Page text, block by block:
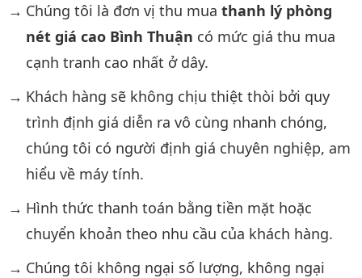
Chúng tôi là đơn vị thu mua thanh lý phòng
nét giá cao Bình Thuận có mức giá thu mua
cạnh tranh cao nhất ở dây.
Khách hàng sẽ không chịu thiệt thòi bởi quy
trình định giá diễn ra vô cùng nhanh chóng,
chúng tôi có người định giá chuyên nghiệp, am
hiểu về máy tính.
Hình thức thanh toán bằng tiền mặt hoặc
chuyển khoản theo nhu cầu của khách hàng.
Chúng tôi không ngại số lượng, không ngại